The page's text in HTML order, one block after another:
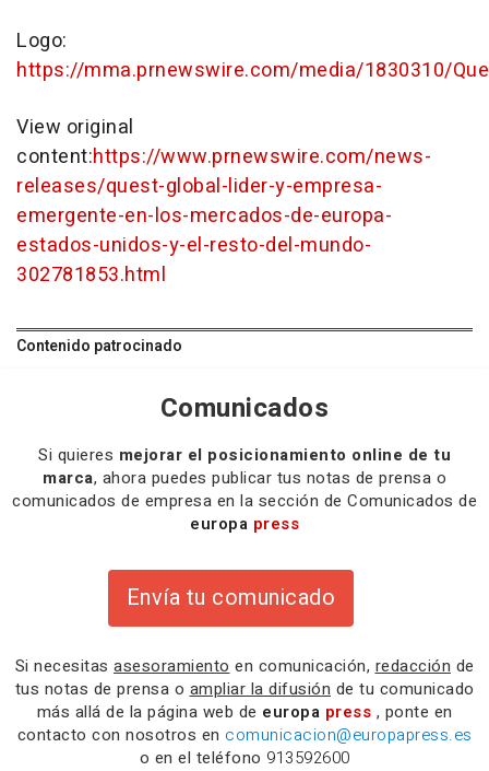
Logo:
https://mma.prnewswire.com/media/1830310/
View original
content:https://www.prnewswire.com/news-
releases/quest-global-lider-y-empresa-
emergente-en-los-mercados-de-europa-
estados-unidos-y-el-resto-del-mundo-
302781853.html
Contenido patrocinado
Comunicados
Si quieres mejorar el posicionamiento online de tu
marca, ahora puedes publicar tus notas de prensa o
comunicados de empresa en la sección de Comunicados de
europa press
Envía tu comunicado
Si necesitas asesoramiento en comunicación, redacción de
tus notas de prensa o ampliar la difusión de tu comunicado
más allá de la página web de europa press , ponte en
contacto con nosotros en comunicacion@europapress.es
o en el teléfono 913592600